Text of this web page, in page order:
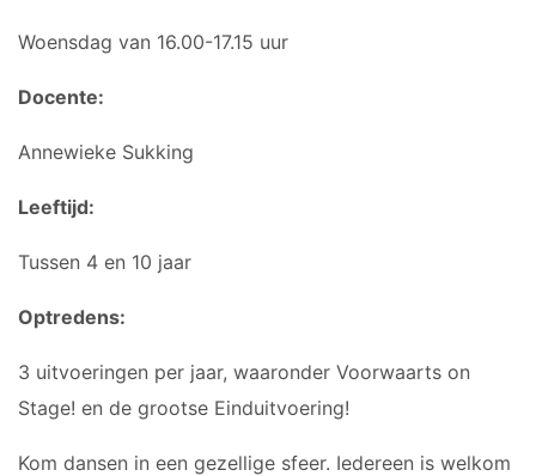
Woensdag van 16.00-17.15 uur
Docente:
Annewieke Sukking
Leeftijd:
Tussen 4 en 10 jaar
Optredens:
3 uitvoeringen per jaar, waaronder Voorwaarts on
Stage! en de grootse Einduitvoering!
Kom dansen in een gezellige sfeer. Iedereen is welkom